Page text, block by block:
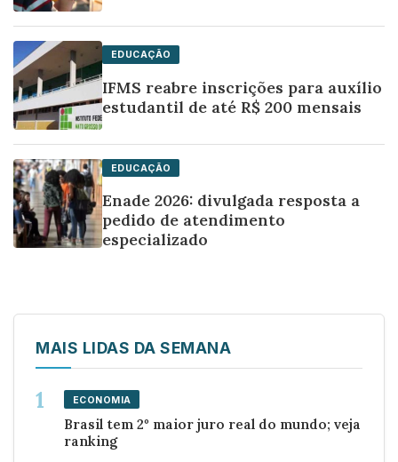
EDUCAÇÃO
IFMS reabre inscrições para auxílio
estudantil de até R$ 200 mensais
EDUCAÇÃO
Enade 2026: divulgada resposta a
pedido de atendimento
especializado
MAIS LIDAS DA SEMANA
ECONOMIA
Brasil tem 2º maior juro real do mundo; veja
ranking